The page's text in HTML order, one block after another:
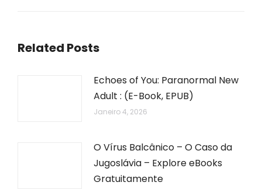
Related Posts
Echoes of You: Paranormal New
Adult : (E-Book, EPUB)
Janeiro 4, 2026
O Vírus Balcânico – O Caso da
Jugoslávia – Explore eBooks
Gratuitamente